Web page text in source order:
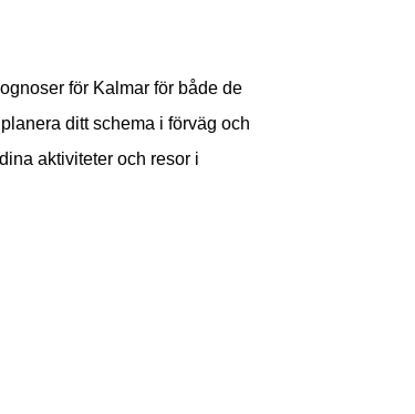
för Kalmar för både de
ditt schema i förväg och
aktiviteter och resor i